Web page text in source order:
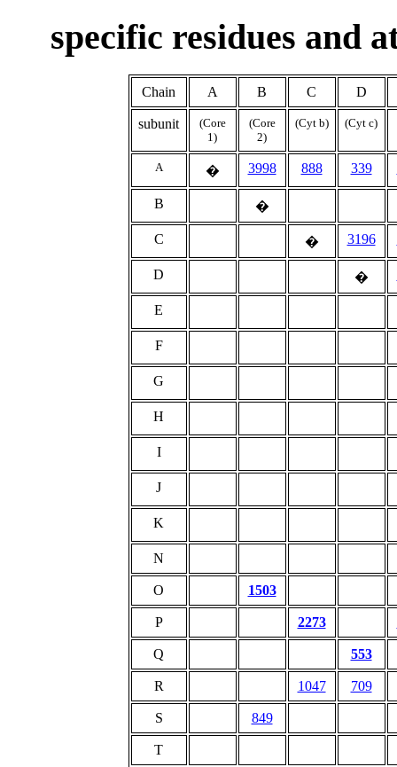
specific residues and
Chain A B C D
subunit
(Core
1)
(Core
2)
(Cyt b) (Cyt c)
A � 3998 888 339
B �
C � 3196
D �
E
F
G
H
I
J
K
N
O 1503
P 2273
Q 553
R 1047 709
S 849
T